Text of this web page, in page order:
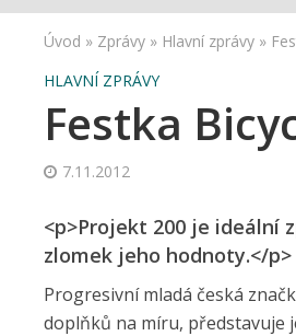
Úvod » Zprávy » Hlavní zprávy »
HLAVNÍ ZPRÁVY
Festka
7.11.2012
<p>Projekt 200 je ideální
zlomek jeho hodnoty.</p>
Progresivní mladá česká
doplňků na míru, představuje